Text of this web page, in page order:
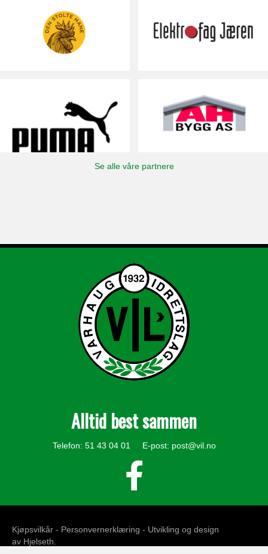
Se alle våre partnere
Alltid best sammen
Telefon: 51 43 04 01 E-post: post@vil.no
Kjøpsvilkår - Personvernerklæring - Utvikling og design
av Hjelseth